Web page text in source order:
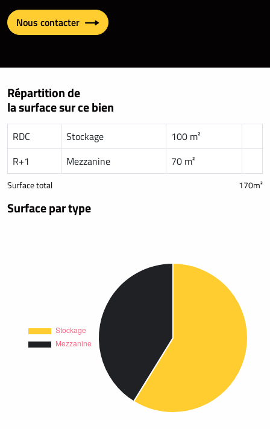
Nous contacter
Répartition de
la surface sur ce bien
RDC Stockage
100 m²
R+1
Mezzanine 70 m²
Surface total 170m²
Surface par type